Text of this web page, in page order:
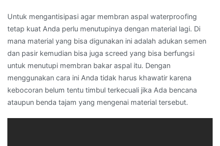
Untuk mengantisipasi agar membran aspal waterproofing
tetap kuat Anda perlu menutupinya dengan material lagi. Di
mana material yang bisa digunakan ini adalah adukan semen
dan pasir kemudian bisa juga screed yang bisa berfungsi
untuk menutupi membran bakar aspal itu. Dengan
menggunakan cara ini Anda tidak harus khawatir karena
kebocoran belum tentu timbul terkecuali jika Ada bencana
ataupun benda tajam yang mengenai material tersebut.